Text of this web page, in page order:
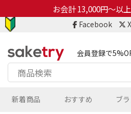
お会計 13,000円～以
Facebook
会員登録で
新着商品 おすすめ ブ